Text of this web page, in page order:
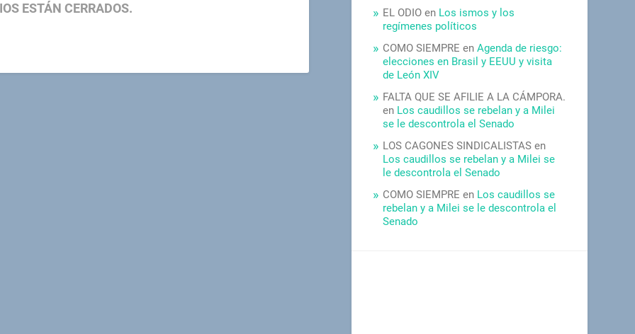
ESTÁN CERRADOS.
EL ODIO en Los ismos y los
regímenes políticos
COMO SIEMPRE enAgenda de riesgo:
elecciones en Brasil y EEUU y visita
de León XIV
FALTA QUE SE AFILIE A LA CÁMPORA.
en Los caudillos se rebelan y a Milei
se le descontrola el Senado
LOS CAGONES SINDICALISTAS en
Los caudillos se rebelan y a Milei se
le descontrola el Senado
COMO SIEMPRE en Los caudillos se
rebelan y a Milei se le descontrola el
Senado